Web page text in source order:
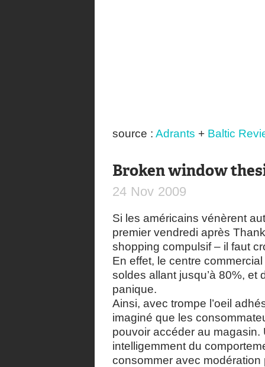
source : Adrants + Baltic
Broken window
24 Nov 2009
Si les américains vénèrent
premier vendredi après
shopping compulsif – il faut
En effet, le centre commercial
soldes allant jusqu’à 80%,
panique.
Ainsi, avec trompe l’oeil
imaginé que les
pouvoir accéder au
intelligemment du
consommer avec